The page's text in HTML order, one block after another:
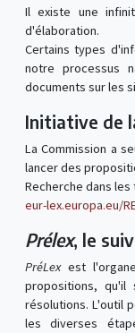
Il existe une
d'élaboration.
Certains types
notre processus
documents sur les
Initiative de
La Commission a
lancer des
Recherche dans
eur-lex.europa.eu/
Prélex, le
PréLexest
propositions,
résolutions. L'outil
les diverses